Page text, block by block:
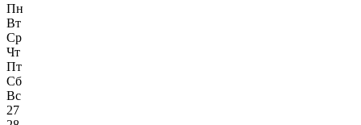
Пн
Вт
Ср
Чт
Пт
Сб
Вс
27